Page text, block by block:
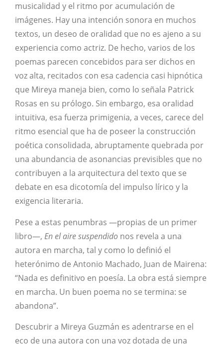
musicalidad y el ritmo por acumulación de
imágenes. Hay una intención sonora en muchos
textos, un deseo de oralidad que no es ajeno a su
experiencia como actriz. De hecho, varios de los
poemas parecen concebidos para ser dichos en
voz alta, recitados con esa cadencia casi hipnótica
que Mireya maneja bien, como lo señala Patrick
Rosas en su prólogo. Sin embargo, esa oralidad
intuitiva, esa fuerza primigenia, a veces, carece del
ritmo esencial que ha de poseer la construcción
poética consolidada, abruptamente quebrada por
una abundancia de asonancias previsibles que no
contribuyen a la arquitectura del texto que se
debate en esa dicotomía del impulso lírico y la
exigencia literaria.
Pese a estas penumbras —propias de un primer
libro—, En el aire suspendido nos revela a una
autora en marcha, tal y como lo definió el
heterónimo de Antonio Machado, Juan de Mairena:
“Nada es definitivo en poesía. La obra está siempre
en marcha. Un buen poema no se termina: se
abandona”.
Descubrir a Mireya Guzmán es adentrarse en el
eco de una autora con una voz dotada de una